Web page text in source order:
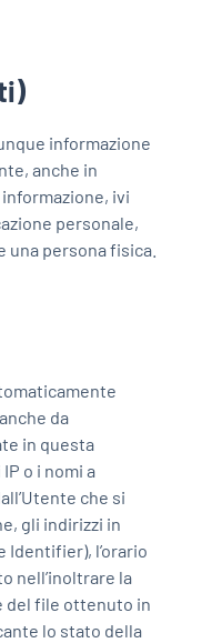
informazione
anche in
ivi
personale,
persona fisica.
da
in questa
o i nomi a
che si
gli indirizzi in
Identifier), l’orario
nell’inoltrare la
del file ottenuto in
lo stato della